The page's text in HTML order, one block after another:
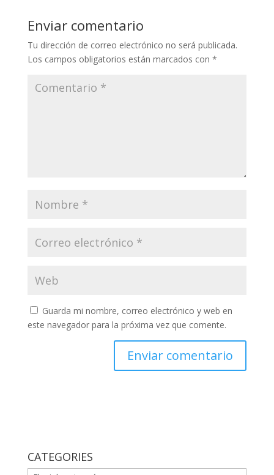
Enviar comentario
Tu dirección de correo electrónico no será publicada.
Los campos obligatorios están marcados con *
Guarda mi nombre, correo electrónico y web en
este navegador para la próxima vez que comente.
CATEGORIES